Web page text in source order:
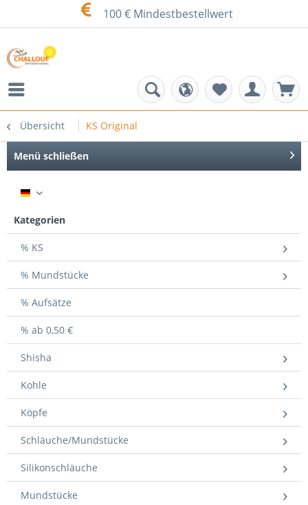
100 € Mindestbestellwert
Übersicht KS Original
Menü schließen
DE
Kategorien
% KS
% Mundstücke
% Aufsätze
% ab 0,50 €
Shisha
Kohle
Köpfe
Schläuche/Mundstücke
Silikonschläuche
Mundstücke